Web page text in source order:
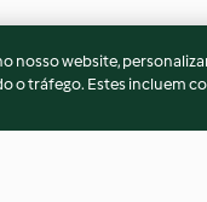
nosso website,
o tráfego. Estes incluem